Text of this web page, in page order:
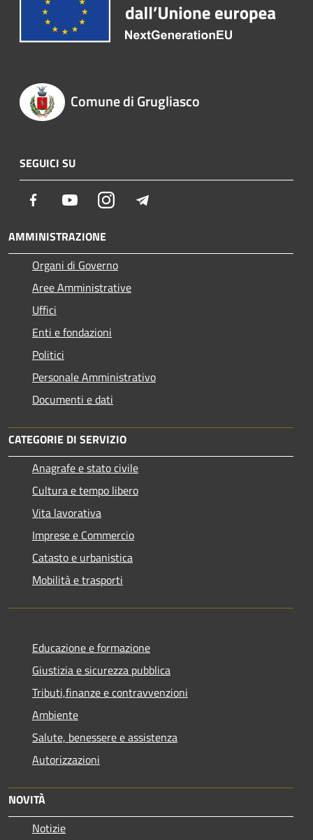
Comune di Grugliasco
SEGUICI SU
Facebook YoutubeInstagram
AMMINISTRAZIONE
Organi di Governo
Aree Amministrative
Uffici
Enti e fondazioni
Politici
Personale Amministrativo
Documenti e dati
CATEGORIE DI SERVIZIO
Anagrafe e stato civile
Cultura e tempo libero
Vita lavorativa
Imprese e Commercio
Catasto e urbanistica
Mobilità e trasporti
Educazione e formazione
Giustizia e sicurezza pubblica
Tributi,finanze e contravvenzioni
Ambiente
Salute, benessere e assistenza
Autorizzazioni
NOVITÀ
Notizie